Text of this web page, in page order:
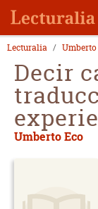
Lecturalia Umberto
Decir
Umberto Eco